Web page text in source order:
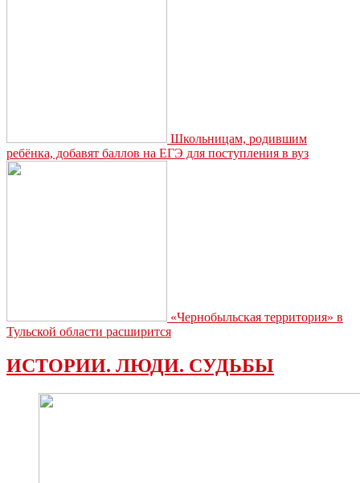
Школьницам, родившим
ребёнка, добавят баллов на ЕГЭ для поступления в вуз
«Чернобыльская территория» в
Тульской области расширится
ИСТОРИИ. ЛЮДИ. СУДЬБЫ